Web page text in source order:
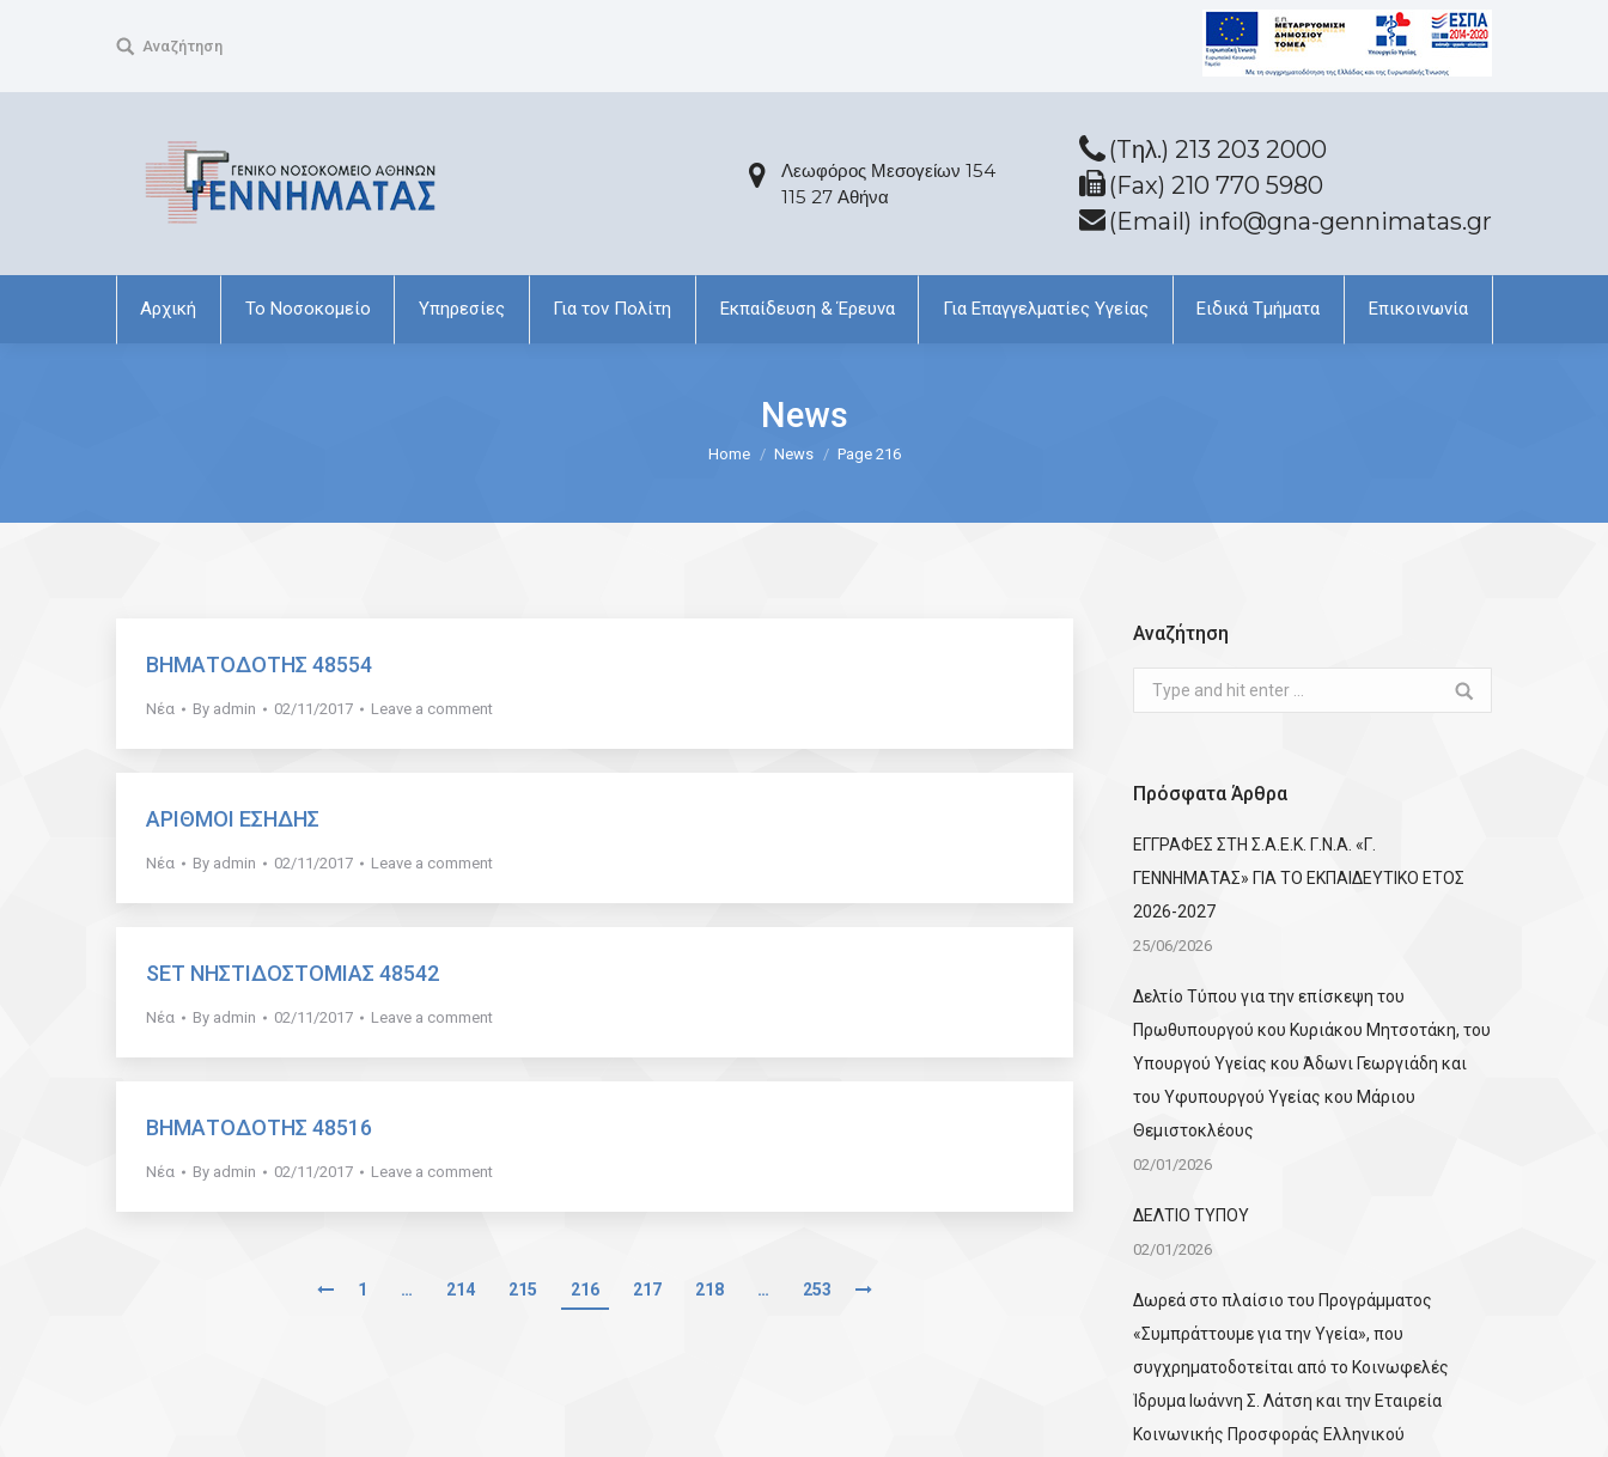
Search:Αναζήτηση
Λεωφόρος Μεσογείων 154
115 27 Αθήνα
(Tηλ.) 213 203 2000
(Fax) 210 770 5980
(Email) info@gna-gennimatas.gr
Αρχική Το Νοσοκομείο Υπηρεσίες Για τον Πολίτη Εκπαίδευση & Έρευνα Για Επαγγελματίες Υγείας Ειδικά Τμήματα Επικοινωνία
News
Home News Page 216
ΒΗΜΑΤΟΔΟΤΗΣ 48554
Νέα By admin 02/11/2017 Leave a comment
ΑΡΙΘΜΟΙ ΕΣΗΔΗΣ
Νέα By admin 02/11/2017 Leave a comment
SET ΝΗΣΤΙΔΟΣΤΟΜΙΑΣ 48542
Νέα By admin 02/11/2017 Leave a comment
ΒΗΜΑΤΟΔΟΤΗΣ 48516
Νέα By admin 02/11/2017 Leave a comment
1 … 214 215 216 217 218 … 253
Αναζήτηση
Search:
Πρόσφατα Άρθρα
ΕΓΓΡΑΦΕΣ ΣΤΗ Σ.Α.Ε.Κ. Γ.Ν.Α. «Γ.
ΓΕΝΝΗΜΑΤΑΣ» ΓΙΑ ΤΟ ΕΚΠΑΙΔΕΥΤΙΚΟ ΕΤΟΣ
2026-2027
25/06/2026
Δελτίο Τύπου για την επίσκεψη του
Πρωθυπουργού κου Κυριάκου Μητσοτάκη, του
Υπουργού Υγείας κου Άδωνι Γεωργιάδη και
του Υφυπουργού Υγείας κου Μάριου
Θεμιστοκλέους
02/01/2026
ΔΕΛΤΙΟ ΤΥΠΟΥ
02/01/2026
Δωρεά στο πλαίσιο του Προγράμματος
«Συμπράττουμε για την Υγεία», που
συγχρηματοδοτείται από το Κοινωφελές
Ίδρυμα Ιωάννη Σ. Λάτση και την Εταιρεία
Κοινωνικής Προσφοράς Ελληνικού